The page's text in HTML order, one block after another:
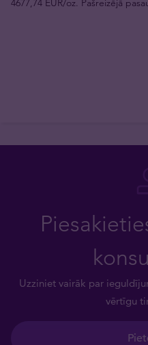
4677,74 EUR/oz. Pašreizējā
Uzziniet vairāk par
vērtīgu